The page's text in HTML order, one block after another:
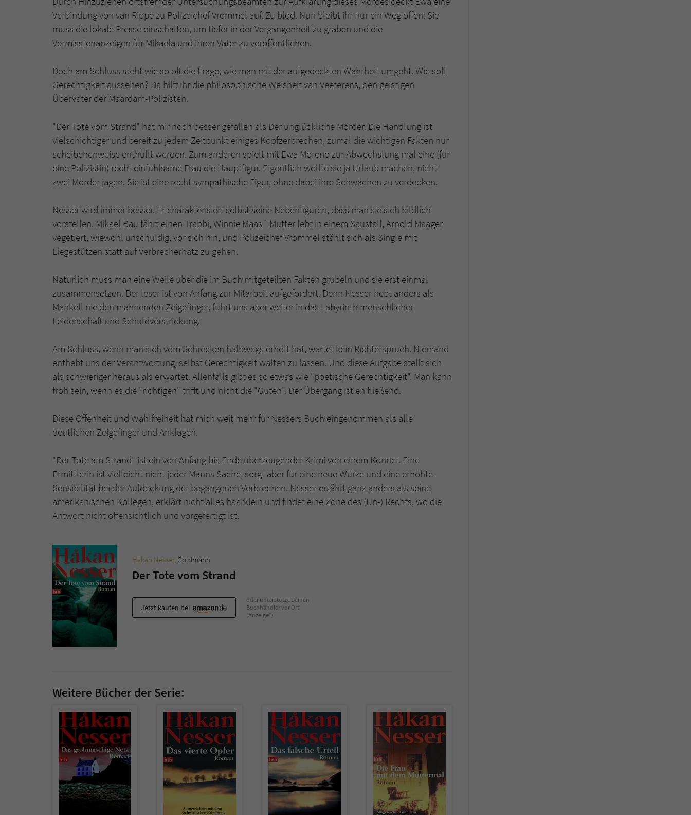
Verbindung von van Rippe zu Polizeichef Vrommel auf. Zu blöd. Nun bleibt ihr nur ein Weg offen: Sie
muss die lokale Presse einschalten, um tiefer in der Vergangenheit zu graben und die
Vermisstenanzeigen für Mikaela und ihren Vater zu veröffentlichen.
Doch am Schluss steht wie so oft die Frage, wie man mit der aufgedeckten Wahrheit umgeht. Wie soll
Gerechtigkeit aussehen? Da hilft ihr die philosophische Weisheit van Veeterens, den geistigen
Übervater der Maardam-Polizisten.
"Der Tote vom Strand" hat mir noch besser gefallen als Der unglückliche Mörder. Die Handlung ist
vielschichtiger und bereit zu jedem Zeitpunkt einiges Kopfzerbrechen, zumal die wichtigen Fakten nur
scheibchenweise enthüllt werden. Zum anderen spielt mit Ewa Moreno zur Abwechslung mal eine (für
eine Polizistin) recht einfühlsame Frau die Hauptfigur. Eigentlich wollte sie ja Urlaub machen, nicht
zwei Mörder jagen. Sie ist eine recht sympathische Figur, ohne dabei ihre Schwächen zu verdecken.
Nesser wird immer besser. Er charakterisiert selbst seine Nebenfiguren, dass man sie sich bildlich
vorstellen. Mikael Bau fährt einen Trabbi, Winnie Maas´ Mutter lebt in einem Saustall, Arnold Maager
vegetiert, wiewohl unschuldig, vor sich hin, und Polizeichef Vrommel stählt sich als Single mit
Liegestützen statt auf Verbrecherhatz zu gehen.
Natürlich muss man eine Weile über die im Buch mitgeteilten Fakten grübeln und sie erst einmal
zusammensetzen. Der leser ist von Anfang zur Mitarbeit aufgefordert. Denn Nesser hebt anders als
Mankell nie den mahnenden Zeigefinger, führt uns aber weiter in das Labyrinth menschlicher
Leidenschaft und Schuldverstrickung.
Am Schluss, wenn man sich vom Schrecken halbwegs erholt hat, wartet kein Richterspruch. Niemand
enthebt uns der Verantwortung, selbst Gerechtigkeit walten zu lassen. Und diese Aufgabe stellt sich
als schwieriger heraus als erwartet. Allenfalls gibt es so etwas wie "poetische Gerechtigkeit". Man kann
froh sein, wenn es die "richtigen" trifft und nicht die "Guten". Der Übergang ist eh fließend.
Diese Offenheit und Wahlfreiheit hat mich weit mehr für Nessers Buch eingenommen als alle
deutlichen Zeigefinger und Anklagen.
"Der Tote am Strand" ist ein von Anfang bis Ende überzeugender Krimi von einem Könner. Eine
Ermittlerin ist vielleicht nicht jeder Manns Sache, sorgt aber für eine neue Würze und eine erhöhte
Sensibilität bei der Aufdeckung der begangenen Verbrechen. Nesser erzählt ganz anders als seine
amerikanischen Kollegen, erklärt nicht alles haarklein und findet eine Zone des (Un-) Rechts, wo die
Antwort nicht offensichtlich und vorgefertigt ist.
Håkan Nesser, Goldmann
Der Tote vom Strand
Jetzt kaufen bei
oder unterstütze Deinen
Buchhändler vor Ort
(Anzeige*)
Weitere Bücher der Serie: